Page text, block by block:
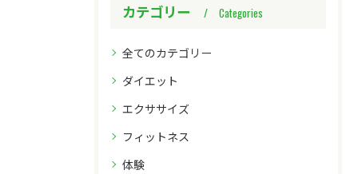
カテゴリー Categories
全てのカテゴリー
ダイエット
エクササイズ
フィットネス
体験